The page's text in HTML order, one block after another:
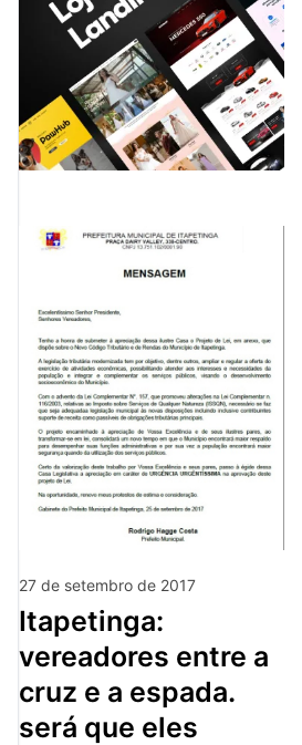
27 de setembro de 2017
itapetinga:
vereadores entre a
cruz e a espada.
será que eles